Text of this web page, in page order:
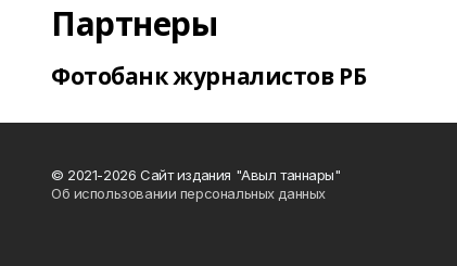
Партнеры
Фотобанк журналистов РБ
© 2021-2026 Сайт издания "Авыл таннары"
Об использовании персональных данных